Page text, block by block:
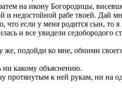
на икону Богородицы,
недостойной рабе твоей. Дай
если у меня родится сын, то я
и все увидели седобородого
подойди ко мне, обними
какому объяснению.
протянутым к ней рукам, ни